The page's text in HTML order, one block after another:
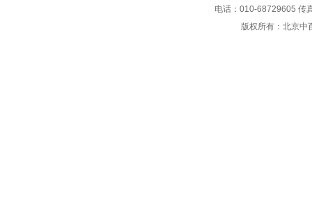
电话：010-68729605 传
版权所有：北京